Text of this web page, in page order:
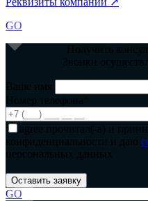
GO
Получить
Звонки
Ваше имя
Номер телефона*
agree прочитал(-а) и
конфиденциальности и даю
персональных данных
GO